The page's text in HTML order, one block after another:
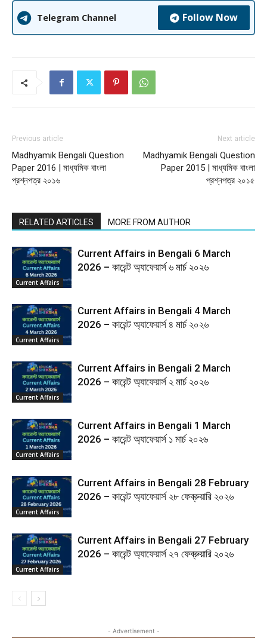
Telegram Channel Follow Now
Previous article
Madhyamik Bengali Question
Paper 2016 | মাধ্যমিক বাংলা
প্রশ্নপত্র ২০১৬
Next article
Madhyamik Bengali Question
Paper 2015 | মাধ্যমিক বাংলা
প্রশ্নপত্র ২০১৫
RELATED ARTICLES MORE FROM AUTHOR
Current Affairs
Current Affairs in Bengali 6 March
2026 – কারেন্ট অ্যাফেয়ার্স ৬ মার্চ ২০২৬
Current Affairs
Current Affairs in Bengali 4 March
2026 – কারেন্ট অ্যাফেয়ার্স ৪ মার্চ ২০২৬
Current Affairs
Current Affairs in Bengali 2 March
2026 – কারেন্ট অ্যাফেয়ার্স ২ মার্চ ২০২৬
Current Affairs
Current Affairs in Bengali 1 March
2026 – কারেন্ট অ্যাফেয়ার্স ১ মার্চ ২০২৬
Current Affairs
Current Affairs in Bengali 28 February
2026 – কারেন্ট অ্যাফেয়ার্স ২৮ ফেব্রুয়ারি ২০২৬
Current Affairs
Current Affairs in Bengali 27 February
2026 – কারেন্ট অ্যাফেয়ার্স ২৭ ফেব্রুয়ারি ২০২৬
- Advertisement -